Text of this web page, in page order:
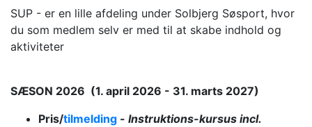
SUP - er en lille afdeling under Solbjerg Søsport, hvor
du som medlem selv er med til at skabe indhold og
aktiviteter
SÆSON 2026 (1. april 2026 - 31. marts 2027)
Pris/tilmelding - Instruktions-kursus incl.